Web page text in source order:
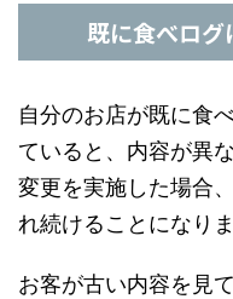
既に食べロ
自分のお店が既に食
ていると、内容が異
変更を実施した場合
れ続けることになりま
お客が古い内容を見